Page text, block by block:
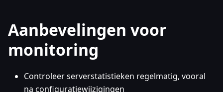
Aanbevelingen voor
monitoring
Controleer serverstatistieken regelmatig, vooral
na configuratiewijzigingen